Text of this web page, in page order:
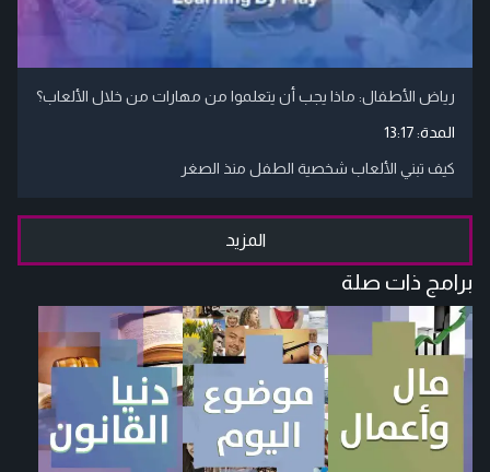
رياض الأطفال: ماذا يجب أن يتعلموا من مهارات من خلال الألعاب؟
المدة:13:17
كيف تبني الألعاب شخصية الطفل منذ الصغر
المزيد
برامج ذات صلة